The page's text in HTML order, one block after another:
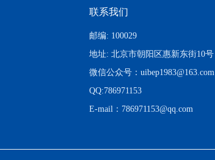
联系我们
邮编: 100029
地址: 北京市朝阳区惠新东街10号
微信公众号：uibep1983@163.com
QQ:786971153
E-mail：786971153@qq.com